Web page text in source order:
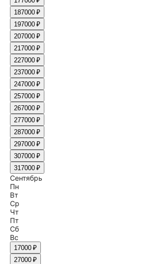
187000 ₽
197000 ₽
207000 ₽
217000 ₽
227000 ₽
237000 ₽
247000 ₽
257000 ₽
267000 ₽
277000 ₽
287000 ₽
297000 ₽
307000 ₽
317000 ₽
Сентябрь
Пн
Вт
Ср
Чт
Пт
Сб
Вс
17000 ₽
27000 ₽